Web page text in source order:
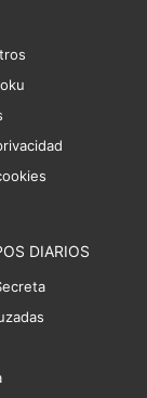
DIARIOS